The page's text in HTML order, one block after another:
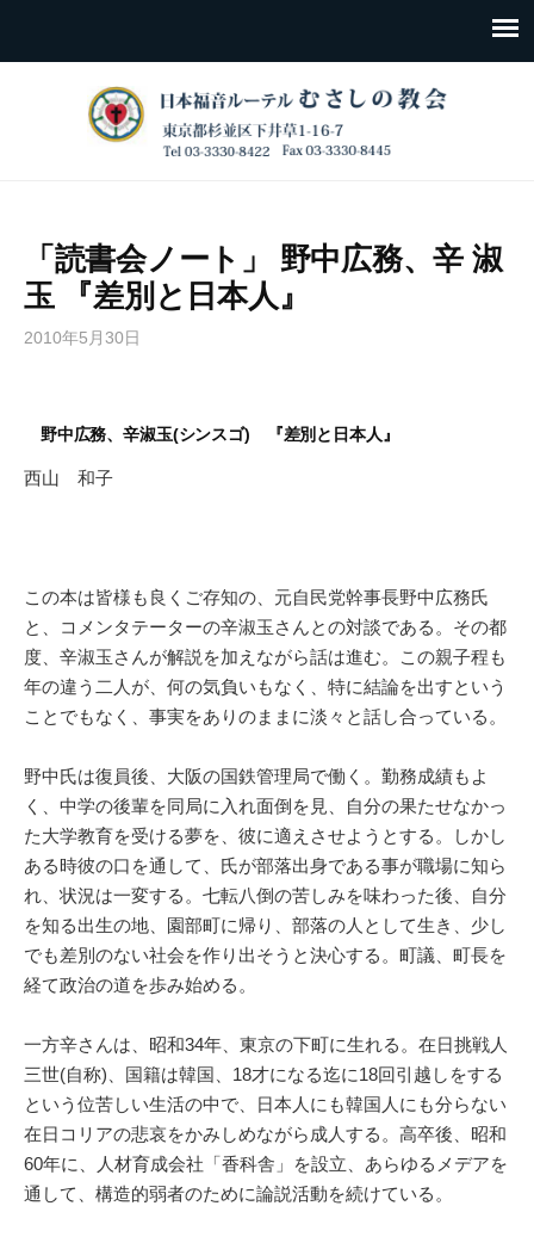
「読書会ノート」 野中広務、辛 淑
玉 『差別と日本人』
2010年5月30日
野中広務、辛淑玉(シンスゴ) 『差別と日本人』
西山 和子
この本は皆様も良くご存知の、元自民党幹事長野中広務氏
と、コメンタテーターの辛淑玉さんとの対談である。その都
度、辛淑玉さんが解説を加えながら話は進む。この親子程も
年の違う二人が、何の気負いもなく、特に結論を出すという
ことでもなく、事実をありのままに淡々と話し合っている。
野中氏は復員後、大阪の国鉄管理局で働く。勤務成績もよ
く、中学の後輩を同局に入れ面倒を見、自分の果たせなかっ
た大学教育を受ける夢を、彼に適えさせようとする。しかし
ある時彼の口を通して、氏が部落出身である事が職場に知ら
れ、状況は一変する。七転八倒の苦しみを味わった後、自分
を知る出生の地、園部町に帰り、部落の人として生き、少し
でも差別のない社会を作り出そうと決心する。町議、町長を
経て政治の道を歩み始める。
一方辛さんは、昭和34年、東京の下町に生れる。在日挑戦人
三世(自称)、国籍は韓国、18才になる迄に18回引越しをする
という位苦しい生活の中で、日本人にも韓国人にも分らない
在日コリアの悲哀をかみしめながら成人する。高卒後、昭和
60年に、人材育成会社「香科舎」を設立、あらゆるメデアを
通して、構造的弱者のために論説活動を続けている。